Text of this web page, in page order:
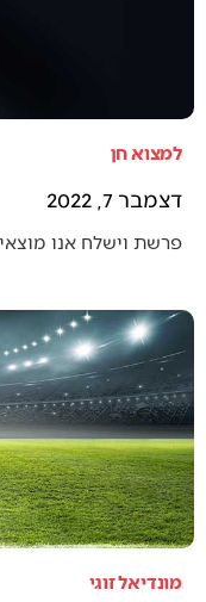
למצוא חן
דצמבר 7, 2022
פרשת וישלח אנו
מונדיאל זוגי